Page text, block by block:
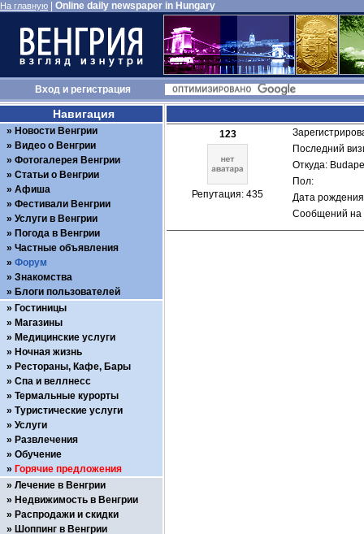
На главную Online daily newspaper in Hungary
Входи регистрация
123
Репутация: 435
Последний
Откуда:
Пол:
Дата
Сообщений на
Навигация
Новости Венгрии
Видео о Венгрии
Фотогалерея Венгрии
Статьи о Венгрии
Афиша
Фестивали Венгрии
Услуги в Венгрии
Погода в Венгрии
Частные объявления
Форум
Знакомства
Блоги пользователей
Гостиницы
Магазины
Медицинские услуги
Ночная жизнь
Рестораны, Кафе, Бары
Спа и веллнесс
Термальные курорты
Туристические услуги
Услуги
Развлечения
Обучение
Горячие предложения
Лечение в Венгрии
Недвижимость в Венгрии
Распродажи и скидки
Шоппинг в Венгрии